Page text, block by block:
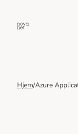
Aktuelt
Hjem/Azure